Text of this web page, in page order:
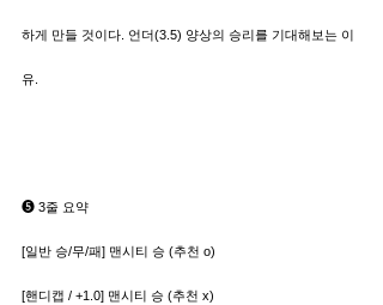
하게 만들 것이다. 언더(3.5) 양상의 승리를 기대해보는 이
유.
➎ 3줄 요약
[일반 승/무/패] 맨시티 승 (추천 o)
[핸디캡 / +1.0] 맨시티 승 (추천 x)